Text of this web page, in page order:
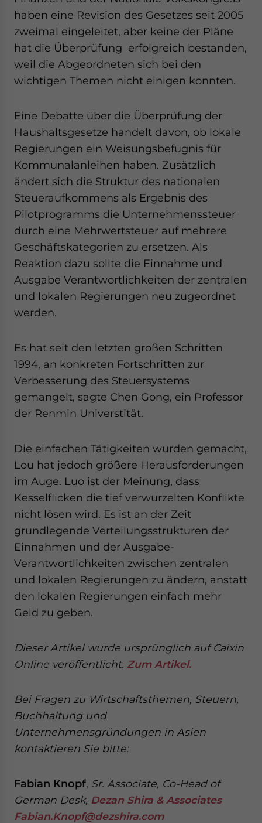
haben eine Revision des Gesetzes seit 2005
zweimal eingeleitet, aber keine der Pläne
hat die Überprüfung erfolgreich bestanden,
weil die Abgeordneten sich bei den
wichtigen Themen nicht einigen konnten.
Eine Debatte über die Überprüfung der
Haushaltsgesetze handelt davon, ob lokale
Regierungen ein Weisungsbefugnis für
Kommunalanleihen haben. Zusätzlich
ändert sich die Struktur des nationalen
Steueraufkommens als Ergebnis des
Pilotprogramms die Unternehmenssteuer
durch eine Mehrwertsteuer auf mehrere
Geschäftskategorien zu ersetzen. Als
Reaktion dazu sollte die Einnahme und
Ausgabe Verantwortlichkeiten der zentralen
und lokalen Regierungen neu zugeordnet
werden.
Es hat seit den letzten großen Schritten
1994, an konkreten Fortschritten zur
Verbesserung des Steuersystems
gemangelt, sagte Chen Gong, ein Professor
der Renmin Universtität.
Die einfachen Tätigkeiten wurden gemacht,
Lou hat jedoch größere Herausforderungen
im Auge. Luo ist der Meinung, dass
Kesselflicken die tief verwurzelten Konflikte
nicht lösen wird. Es ist an der Zeit
grundlegende Verteilungsstrukturen der
Einnahmen und der Ausgabe-
Verantwortlichkeiten zwischen zentralen
und lokalen Regierungen zu ändern, anstatt
den lokalen Regierungen einfach mehr
Geld zu geben.
Dieser Artikel wurde ursprünglich auf Caixin
Online veröffentlicht. Zum Artikel.
Bei Fragen zu Wirtschaftsthemen, Steuern,
Buchhaltung und
Unternehmensgründungen in Asien
kontaktieren Sie bitte:
Fabian Knopf, Sr. Associate, Co-Head of
German Desk, Dezan Shira & Associates
Fabian.Knopf@dezshira.com